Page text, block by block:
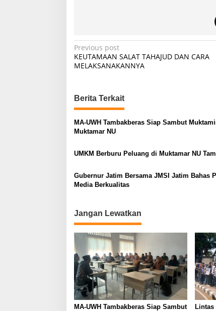
P
o
t
n
a
v
i
a
t
o
n
Previous post
KEUTAMAAN SALAT TAHAJUD DAN CARA
MELAKSANAKANNYA
Berita Terkait
MA-UWH Tambakberas Siap Sambut
Muktamar NU
UMKM Berburu Peluang di Muktamar NU
Gubernur Jatim Bersama JMSI Jatim Bahas
Media Berkualitas
Jangan Lewatkan
MA-UWH Tambakberas Siap Sambut
Lintas